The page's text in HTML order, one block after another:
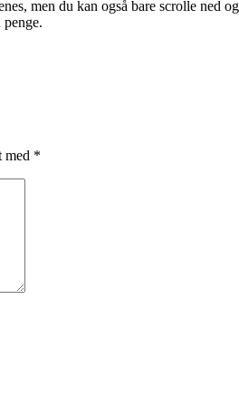
men du kan også bare scrolle ned
med *